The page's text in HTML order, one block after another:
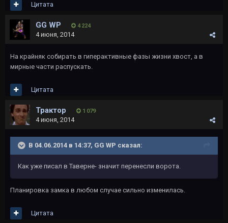
Цитата
GG WP 4 224
4 июня, 2014
На крайняк собирать в гиперактивные фазы жизни хвост, а в
мирные части распускать.
Цитата
Трактор 1 079
4 июня, 2014
В 04.06.2014 в 14:37, GG WP сказал:
Как уже писал в Таверне- значит перенесли ворота.
Планировка замка в любом случае сильно изменилась.
Цитата